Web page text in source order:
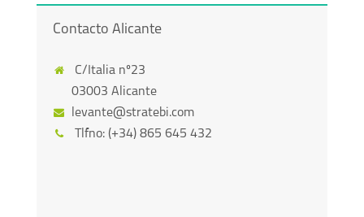
Contacto Alicante
C/Italia nº23
03003 Alicante
levante@stratebi.com
Tlfno: (+34) 865 645 432